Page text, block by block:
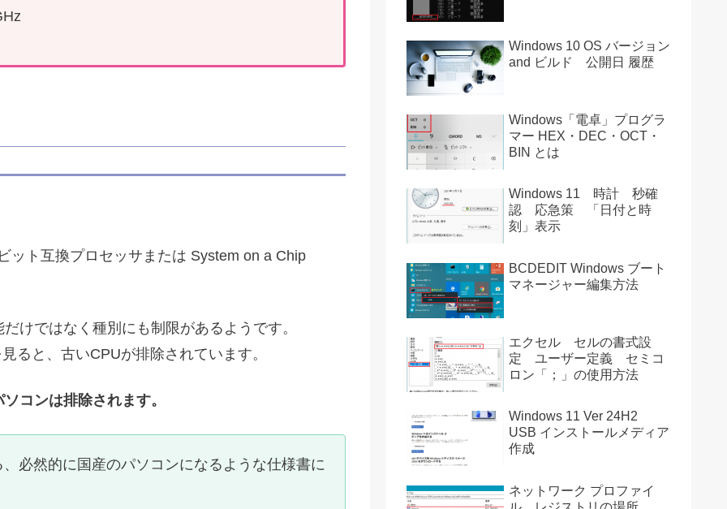
ット互換プロセッサまたは System on a Chip
けではなく種別にも制限があるようです。
ると、古いCPUが排除されています。
コンは排除されます。
必然的に国産のパソコンになるような仕様書に
Windows 10 OS バージョン
and ビルド 公開日 履歴
Windows「電卓」プログラ
マー HEX・DEC・OCT・
BIN とは
Windows 11 時計 秒確
認 応急策 「日付と時
刻」表示
BCDEDIT Windows ブート
マネージャー編集方法
エクセル セルの書式設
定 ユーザー定義 セミコ
ロン「；」の使用方法
Windows 11 Ver 24H2
USB インストールメディア
作成
ネットワーク プロファイ